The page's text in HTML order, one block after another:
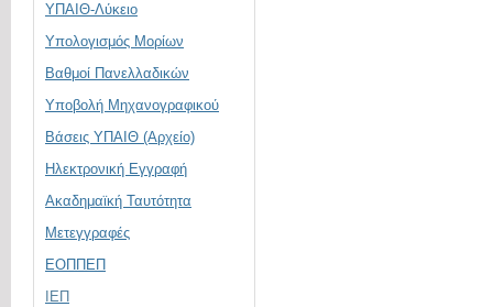
ΥΠΑΙΘ-Λύκειο
Υπολογισμός Μορίων
Βαθμοί Πανελλαδικών
Υποβολή Μηχανογραφικού
Βάσεις ΥΠΑΙΘ (Αρχείο)
Ηλεκτρονική Eγγραφή
Ακαδημαϊκή Ταυτότητα
Μετεγγραφές
ΕΟΠΠΕΠ
ΙΕΠ